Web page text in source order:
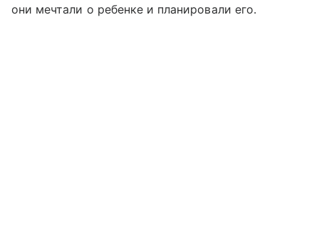
они мечтали о ребенке и планировали его.